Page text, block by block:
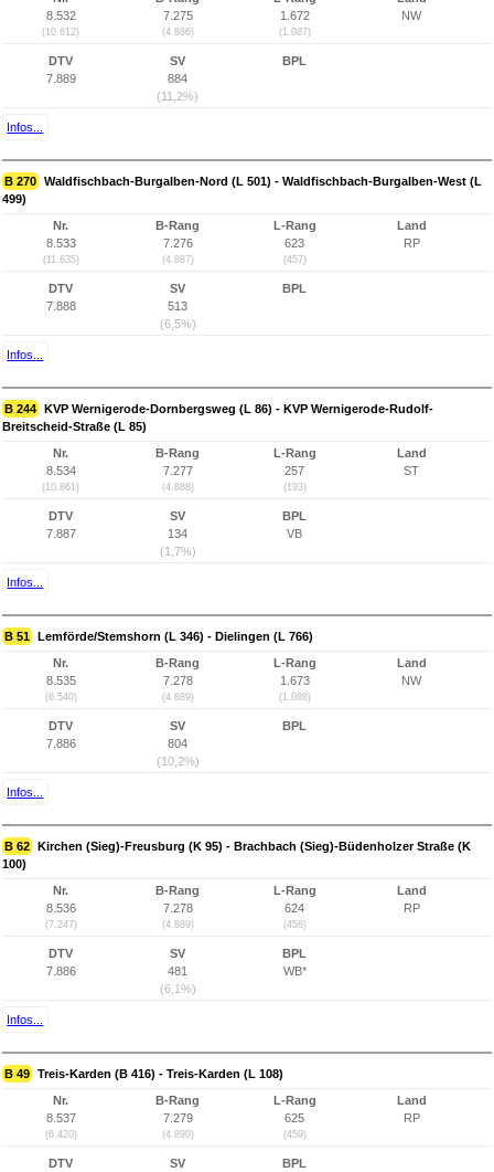
8.532
(10.612)
7.275
(4.886)
1.672
(1.087)
NW
DTV
7.889
SV
884
(11,2%)
BPL
Infos...
B 270 Waldfischbach-Burgalben-Nord (L 501) - Waldfischbach-Burgalben-West (L
499)
Nr.
8.533
(11.635)
B-Rang
7.276
(4.887)
L-Rang
623
(457)
Land
RP
DTV
7.888
SV
513
(6,5%)
BPL
Infos...
B 244 KVP Wernigerode-Dornbergsweg (L 86) - KVP Wernigerode-Rudolf-
Breitscheid-Straße (L 85)
Nr.
8.534
(10.861)
B-Rang
7.277
(4.888)
L-Rang
257
(193)
Land
ST
DTV
7.887
SV
134
(1,7%)
BPL
VB
Infos...
B 51 Lemförde/Stemshorn (L 346) - Dielingen (L 766)
Nr.
8.535
(6.540)
B-Rang
7.278
(4.889)
L-Rang
1.673
(1.088)
Land
NW
DTV
7.886
SV
804
(10,2%)
BPL
Infos...
B 62 Kirchen (Sieg)-Freusburg (K 95) - Brachbach (Sieg)-Büdenholzer Straße (K
100)
Nr.
8.536
(7.247)
B-Rang
7.278
(4.889)
L-Rang
624
(458)
Land
RP
DTV
7.886
SV
481
(6,1%)
BPL
WB*
Infos...
B 49 Treis-Karden (B 416) - Treis-Karden (L 108)
Nr.
8.537
(6.420)
B-Rang
7.279
(4.890)
L-Rang
625
(459)
Land
RP
DTV
SV
BPL